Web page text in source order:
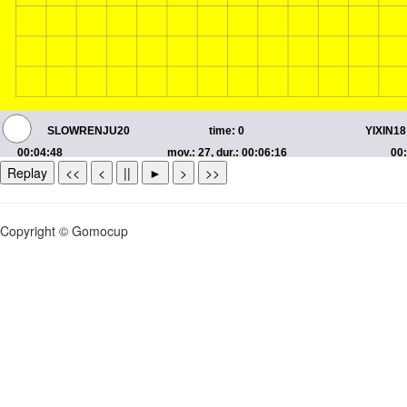
Replay << < || ► > >>
Copyright © Gomocup